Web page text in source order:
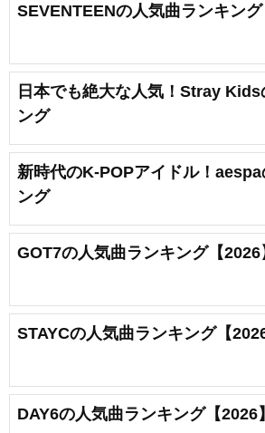
SEVENTEENの人気曲ランキング
日本でも絶大な人気！Stray Kids
ング
新時代のK-POPアイドル！
ング
GOT7の人気曲ランキング【2026
STAYCの人気曲ランキング【2026
DAY6の人気曲ランキング【2026】